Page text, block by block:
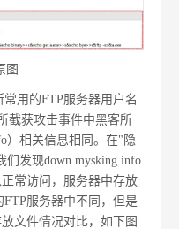
图
用的FTP服务器用户名
截获攻击事件中黑客所
）相关信息相同。在"隐
们发现down.mysking.info
常访问，服务器中存放
服务器中不同，但是
文件情况对比，如下图